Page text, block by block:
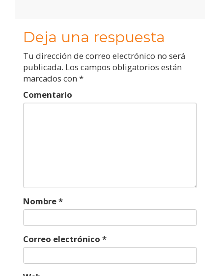
Deja una respuesta
Tu dirección de correo electrónico no será
publicada. Los campos obligatorios están
marcados con *
Comentario
Nombre*
Correo electrónico *